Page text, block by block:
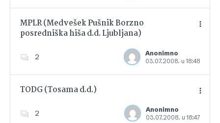
MPLR (Medvešek Pušnik Borzno
posredniška hiša d.d. Ljubljana)
2
Anonimno
03.07.2008. u 18:48
Dodajte u favorite
TODG (Tosama d.d.)
2
Anonimno
03.07.2008. u 18:47
Dodajte u favorite